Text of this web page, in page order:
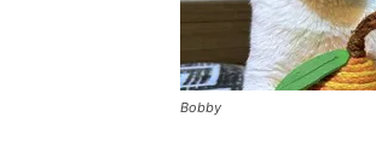
Video
Bobby